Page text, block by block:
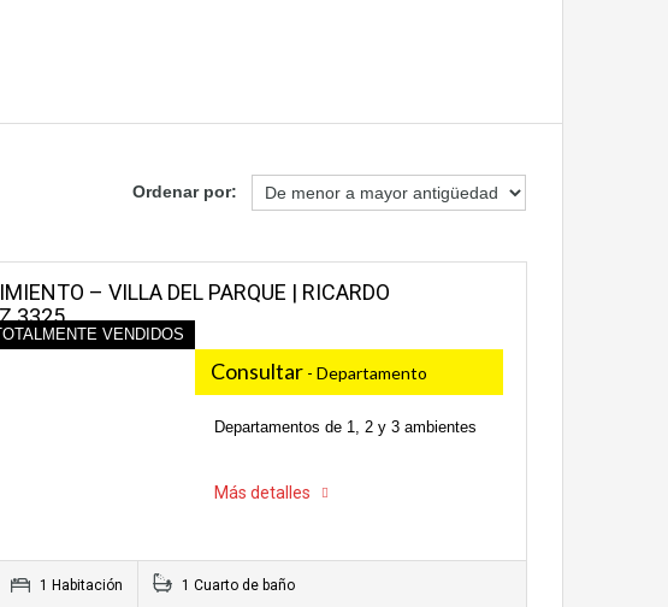
Ordenar por:
– VILLA DEL PARQUE | RICARDO
3325
VENDIDOS
Consultar- Departamento
Departamentos de 1, 2 y 3 ambientes
Más detalles
1 Habitación 1 Cuarto de baño